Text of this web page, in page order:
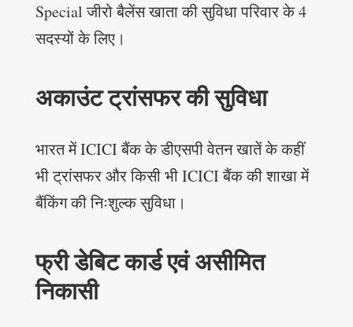
Special जीरो बैलेंस खाता की सुविधा परिवार के 4
सदस्यों के लिए।
अकाउंट ट्रांसफर की सुविधा
भारत में ICICI बैंक के डीएसपी वेतन खातें के कहीं
भी ट्रांसफर और किसी भी ICICI बैंक की शाखा में
बैंकिंग की निःशुल्क सुविधा।
फ्री डेबिट कार्ड एवं असीमित
निकासी